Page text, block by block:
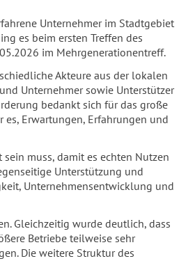
Unternehmer im Stadtgebiet
es beim ersten Treffen des
im Mehrgenerationentreff.
Akteure aus der lokalen
Unternehmer sowie Unterstützer
bedankt sich für das große
es, Erwartungen, Erfahrungen und
muss, damit es echten Nutzen
Unterstützung und
Unternehmensentwicklung und
Gleichzeitig wurde deutlich, dass
Betriebe teilweise sehr
Die weitere Struktur des